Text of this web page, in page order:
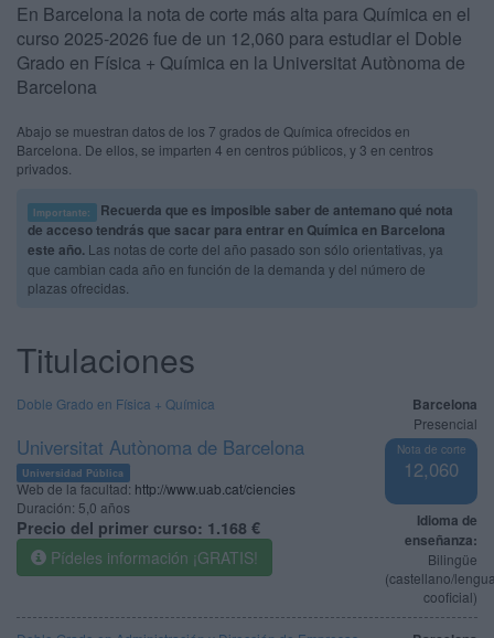
En Barcelona la nota de corte más alta para Química en el
curso 2025-2026 fue de un 12,060 para estudiar el Doble
Grado en Física + Química en la Universitat Autònoma de
Barcelona
Abajo se muestran datos de los 7 grados de Química ofrecidos en
Barcelona. De ellos, se imparten 4 en centros públicos, y 3 en centros
privados.
Importante:
Recuerda que es imposible saber de antemano qué nota
de acceso tendrás que sacar para entrar en Química en Barcelona
este año. Las notas de corte del año pasado son sólo orientativas, ya
que cambian cada año en función de la demanda y del número de
plazas ofrecidas.
Titulaciones
Barcelona
Presencial
Nota de corte
12,060
Idioma de
enseñanza:
Bilingüe
(castellano/
cooficial)
Doble Grado en Física + Química
Universitat Autònoma de Barcelona
Universidad Pública
Web de la facultad: http://www.uab.cat/ciencies
Duración: 5,0 años
Precio del primer curso: 1.168 €
Pídeles información ¡GRATIS!